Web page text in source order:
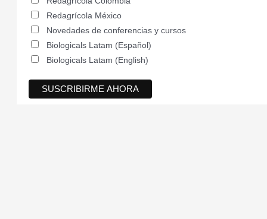
Redagrícola México
Novedades de conferencias y cursos
Biologicals Latam (Español)
Biologicals Latam (English)